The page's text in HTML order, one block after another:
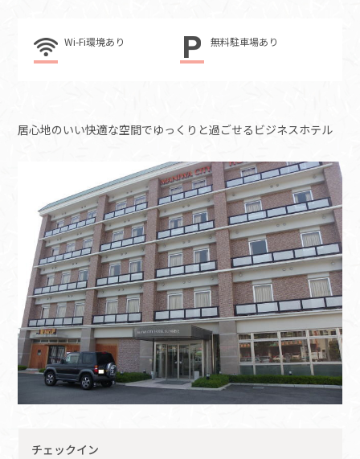
Wi-Fi環境あり 無料駐車場あり
居心地のいい快適な空間でゆっくりと過ごせるビジネスホテル
チェックイン